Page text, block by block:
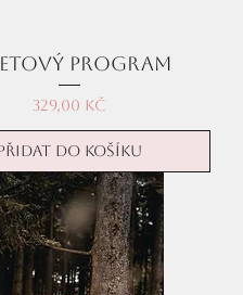
program
Cena
329,00 Kč
do košíku